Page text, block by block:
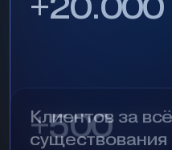
Клиентов за
существования